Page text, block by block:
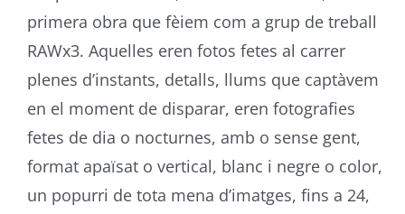
primera obra que fèiem com a grup de treball
RAWx3. Aquelles eren fotos fetes al carrer
plenes d’instants, detalls, llums que captàvem
en el moment de disparar, eren fotografies
fetes de dia o nocturnes, amb o sense gent,
format apaïsat o vertical, blanc i negre o color,
un popurri de tota mena d’imatges, fins a 24,